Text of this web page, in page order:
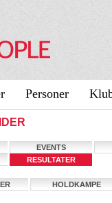
Personer
EVENTS
RESULTATER
HOLDKAMPE